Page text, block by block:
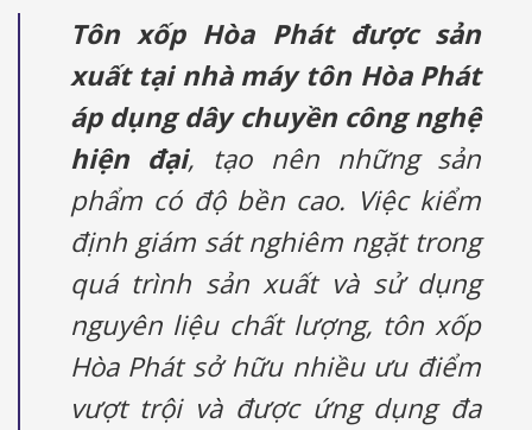
Tôn xốp Hòa Phát được sản
xuất tại nhà máy tôn Hòa Phát
áp dụng dây chuyền công nghệ
hiện đại, tạo nên những sản
phẩm có độ bền cao. Việc kiểm
định giám sát nghiêm ngặt trong
quá trình sản xuất và sử dụng
nguyên liệu chất lượng, tôn xốp
Hòa Phát sở hữu nhiều ưu điểm
vượt trội và được ứng dụng đa